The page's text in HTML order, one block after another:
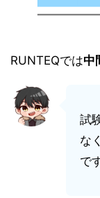
RUNTEQでは中
試
な
で